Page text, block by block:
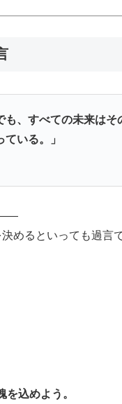
も、すべての未来はそ
いる。」
――
めるといっても過言
を込めよう。